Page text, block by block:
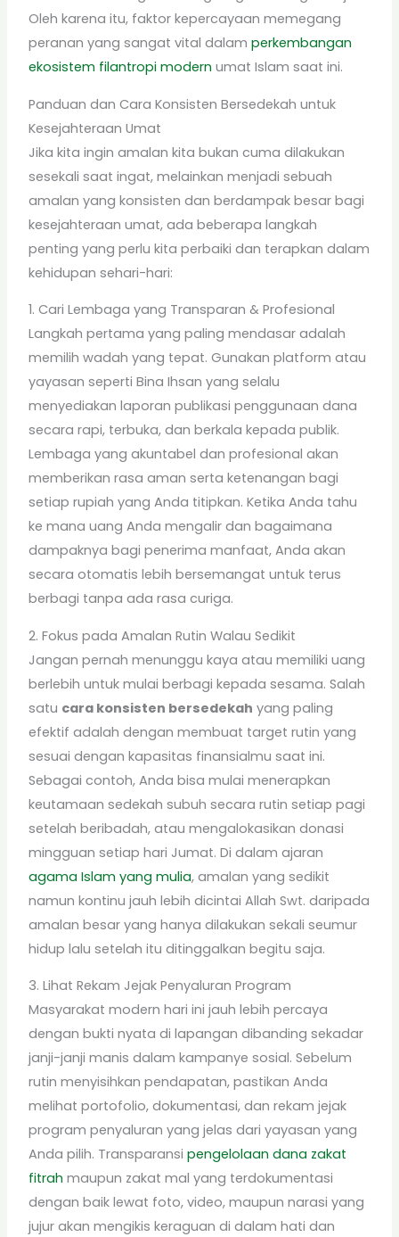
Oleh karena itu, faktor kepercayaan memegang
peranan yang sangat vital dalamperkembangan
ekosistem filantropi modern umat Islam saat ini.
Panduan dan Cara Konsisten Bersedekah untuk
Kesejahteraan Umat
Jika kita ingin amalan kita bukan cuma dilakukan
sesekali saat ingat, melainkan menjadi sebuah
amalan yang konsisten dan berdampak besar bagi
kesejahteraan umat, ada beberapa langkah
penting yang perlu kita perbaiki dan terapkan dalam
kehidupan sehari-hari:
1. Cari Lembaga yang Transparan & Profesional
Langkah pertama yang paling mendasar adalah
memilih wadah yang tepat. Gunakan platform atau
yayasan seperti Bina Ihsan yang selalu
menyediakan laporan publikasi penggunaan dana
secara rapi, terbuka, dan berkala kepada publik.
Lembaga yang akuntabel dan profesional akan
memberikan rasa aman serta ketenangan bagi
setiap rupiah yang Anda titipkan. Ketika Anda tahu
ke mana uang Anda mengalir dan bagaimana
dampaknya bagi penerima manfaat, Anda akan
secara otomatis lebih bersemangat untuk terus
berbagi tanpa ada rasa curiga.
2. Fokus pada Amalan Rutin Walau Sedikit
Jangan pernah menunggu kaya atau memiliki uang
berlebih untuk mulai berbagi kepada sesama. Salah
satu cara konsisten bersedekah yang paling
efektif adalah dengan membuat target rutin yang
sesuai dengan kapasitas finansialmu saat ini.
Sebagai contoh, Anda bisa mulai menerapkan
keutamaan sedekah subuh secara rutin setiap pagi
setelah beribadah, atau mengalokasikan donasi
mingguan setiap hari Jumat. Di dalam ajaran
agama Islam yang mulia, amalan yang sedikit
namun kontinu jauh lebih dicintai Allah Swt. daripada
amalan besar yang hanya dilakukan sekali seumur
hidup lalu setelah itu ditinggalkan begitu saja.
3. Lihat Rekam Jejak Penyaluran Program
Masyarakat modern hari ini jauh lebih percaya
dengan bukti nyata di lapangan dibanding sekadar
janji-janji manis dalam kampanye sosial. Sebelum
rutin menyisihkan pendapatan, pastikan Anda
melihat portofolio, dokumentasi, dan rekam jejak
program penyaluran yang jelas dari yayasan yang
Anda pilih. Transparansipengelolaan dana zakat
fitrah maupun zakat mal yang terdokumentasi
dengan baik lewat foto, video, maupun narasi yang
jujur akan mengikis keraguan di dalam hati dan